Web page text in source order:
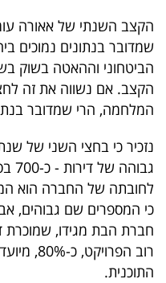
שמדובר בנתונים נמוכים
הביטחוני וההאטה בשוק
הקצב. אם נשווה את זה
המלחמה, הרי שמדובר
לחובתה של החברה הוא
כי המספרים שם גבוהים,
חברת הבת מגידו, שמוכרת
רוב
התוכנית.